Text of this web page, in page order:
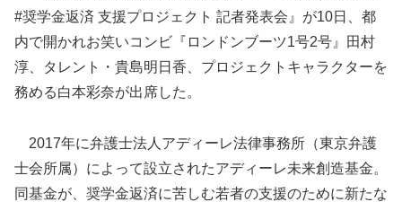
#奨学金返済 支援プロジェクト 記者発表会』が10日、都
内で開かれお笑いコンビ『ロンドンブーツ1号2号』田村
淳、タレント・貴島明日香、プロジェクトキャラクターを
務める白本彩奈が出席した。
2017年に弁護士法人アディーレ法律事務所（東京弁護
士会所属）によって設立されたアディーレ未来創造基金。
同基金が、奨学金返済に苦しむ若者の支援のために新たな